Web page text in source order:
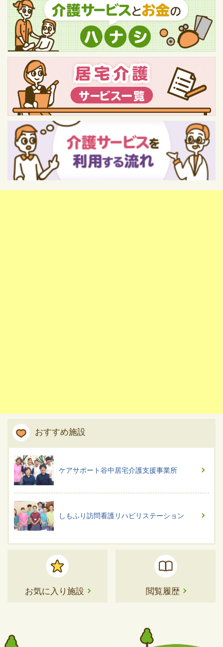
おすすめ施設
ケアサポート谷中居宅介護支援事業所
しもふり訪問看護リハビリステーション
お気に入り施設 閲覧履歴